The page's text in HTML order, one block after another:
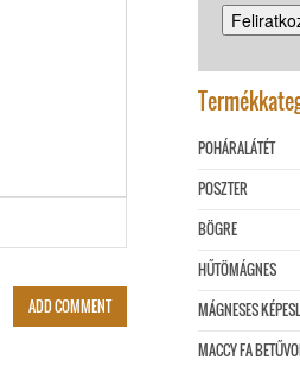
POHÁRALÁTÉT
POSZTER
BÖGRE
HŰTÖMÁGNES
MÁGNESES
MACCY FA